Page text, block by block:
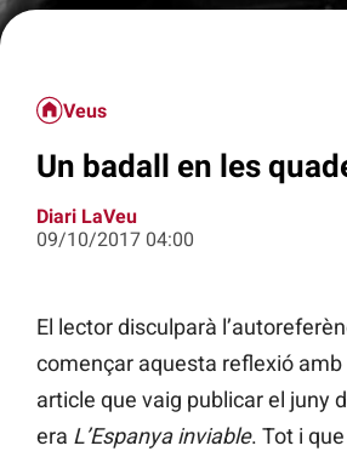
Veus
Un badall en les
Diari LaVeu
09/10/2017 04:00
El lector disculparà
començar aquesta reflexió amb
article que vaig publicar el juny
era L’Espanya inviable. Tot i